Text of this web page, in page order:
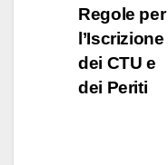
Regole per
l’Iscrizione
dei CTU e
dei Periti